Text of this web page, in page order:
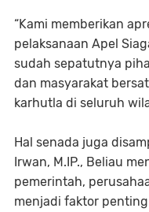
“Kami memberikan
pelaksanaan Apel
sudah sepatutnya
dan masyarakat
karhutla di seluruh
Hal senada juga
Irwan, M.IP., Beliau
pemerintah,
menjadi faktor